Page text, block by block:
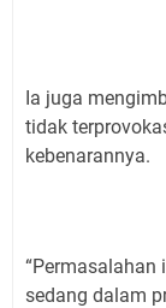
Ia juga
tidak
kebenarannya.
“Permasalahan
sedang dalam